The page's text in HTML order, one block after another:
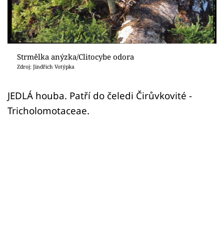
Sledujte prima+
Přihlášení
Strmělka anýzka/Clitocybe odora
Zdroj: Jindřich Votýpka
JEDLÁ houba. Patří do čeledi Čirůvkovité -
Tricholomotaceae.